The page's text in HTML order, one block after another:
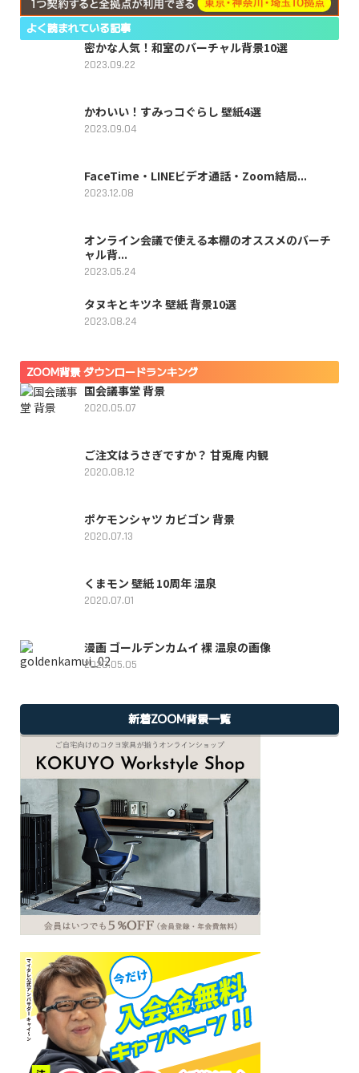
よく読まれている記事
密かな人気！和室のバーチャル背景10選
2023.09.22
かわいい！すみっコぐらし 壁紙4選
2023.09.04
FaceTime・LINEビデオ通話・Zoom結局...
2023.12.08
オンライン会議で使える本棚のオススメのバーチ
ャル背...
2023.05.24
タヌキとキツネ 壁紙 背景10選
2023.08.24
ZOOM背景 ダウンロードランキング
国会議事堂 背景
2020.05.07
ご注文はうさぎですか？ 甘兎庵 内観
2020.08.12
ポケモンシャツ カビゴン 背景
2020.07.13
くまモン 壁紙 10周年 温泉
2020.07.01
漫画 ゴールデンカムイ 裸 温泉の画像
2020.05.05
新着ZOOM背景一覧